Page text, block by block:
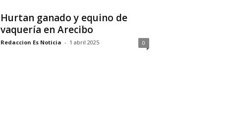
Hurtan ganado y equino de
vaquería en Arecibo
Redaccion Es Noticia - 1 abril 2025 0